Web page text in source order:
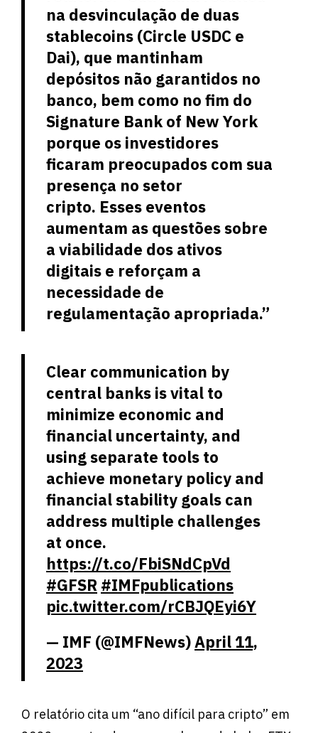
na desvinculação de duas
stablecoins (Circle USDC e
Dai), que mantinham
depósitos não garantidos no
banco, bem como no fim do
Signature Bank of New York
porque os investidores
ficaram preocupados com sua
presença no setor
cripto. Esses eventos
aumentam as questões sobre
a viabilidade dos ativos
digitais e reforçam a
necessidade de
regulamentação apropriada.”
Clear communication by
central banks is vital to
minimize economic and
financial uncertainty, and
using separate tools to
achieve monetary policy and
financial stability goals can
address multiple challenges
at once.
https://t.co/FbiSNdCpVd
#GFSR #IMFpublications
pic.twitter.com/rCBJQEyi6Y
— IMF (@IMFNews)April 11,
2023
O relatório cita um “ano difícil para cripto” em